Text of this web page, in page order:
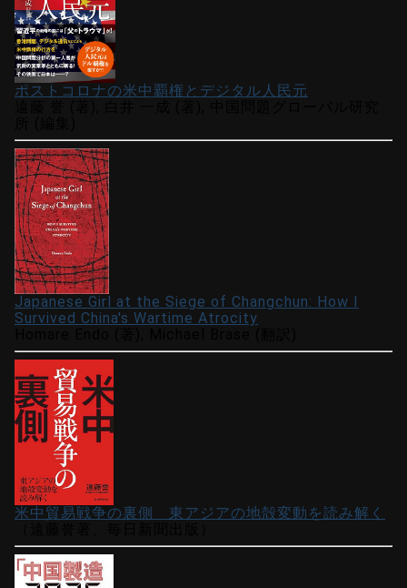
ポストコロナの米中覇権とデジタル人民元
Japanese Girl at the Siege of Changchun: How I
Survived China's Wartime Atrocity
米中貿易戦争の裏側 東アジアの地殻変動を読み解く